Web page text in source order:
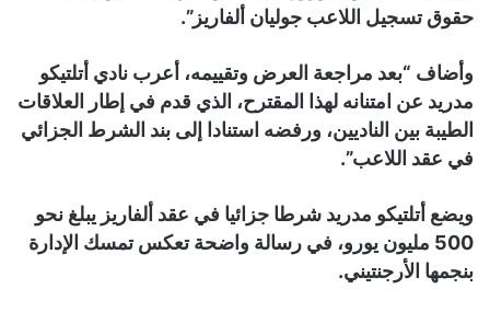
حقوق تسجيل اللاعب جوليان ألفاريز”.
وأضاف “بعد مراجعة العرض وتقييمه، أعرب نادي أتلتيكو
مدريد عن امتنانه لهذا المقترح، الذي قدم في إطار العلاقات
الطيبة بين الناديين، ورفضه استنادا إلى بند الشرط الجزائي
في عقد اللاعب”.
ويضع أتلتيكو مدريد شرطا جزائيا في عقد ألفاريز يبلغ نحو
500 مليون يورو، في رسالة واضحة تعكس تمسك الإدارة
بنجمها الأرجنتيني.